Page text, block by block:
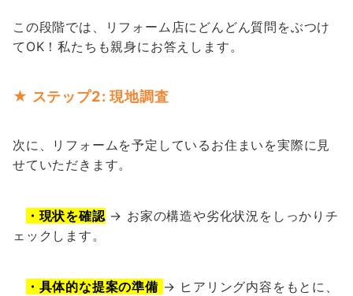
この段階では、リフォーム店にどんどん質問をぶつけ
てOK！私たちも親身にお答えします。
★ ステップ2: 現地調査
次に、リフォームを予定しているお住まいを実際に見
せていただきます。
・現状を確認→ お家の構造や劣化状況をしっかりチ
ェックします。
・具体的な提案の準備 → ヒアリング内容をもとに、